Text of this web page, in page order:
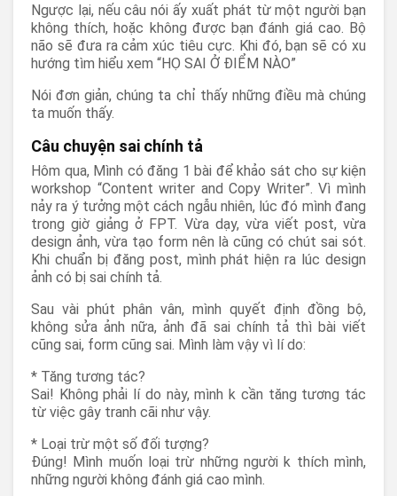
Ngược lại, nếu câu nói ấy xuất phát từ một người bạn
không thích, hoặc không được bạn đánh giá cao. Bộ
não sẽ đưa ra cảm xúc tiêu cực. Khi đó, bạn sẽ có xu
hướng tìm hiểu xem “HỌ SAI Ở ĐIỂM NÀO”
Nói đơn giản, chúng ta chỉ thấy những điều mà chúng
ta muốn thấy.
Câu chuyện sai chính tả
Hôm qua, Mình có đăng 1 bài để khảo sát cho sự kiện
workshop “Content writer and Copy Writer”. Vì mình
nảy ra ý tưởng một cách ngẫu nhiên, lúc đó mình đang
trong giờ giảng ở FPT. Vừa dạy, vừa viết post, vừa
design ảnh, vừa tạo form nên là cũng có chút sai sót.
Khi chuẩn bị đăng post, mình phát hiện ra lúc design
ảnh có bị sai chính tả.
Sau vài phút phân vân, mình quyết định đồng bộ,
không sửa ảnh nữa, ảnh đã sai chính tả thì bài viết
cũng sai, form cũng sai. Mình làm vậy vì lí do:
* Tăng tương tác?
Sai! Không phải lí do này, mình k cần tăng tương tác
từ việc gây tranh cãi như vậy.
* Loại trừ một số đối tượng?
Đúng! Mình muốn loại trừ những người k thích mình,
những người không đánh giá cao mình.